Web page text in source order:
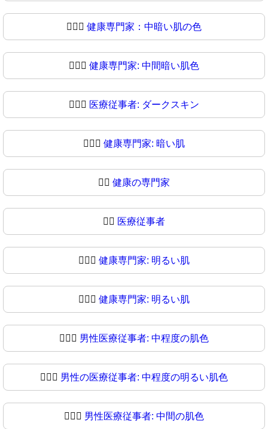
🧑🏾‍⚕️ 健康専門家：中暗い肌の色
🧑🏾‍⚕ 健康専門家: 中間暗い肌色
🧑🏿‍⚕️ 医療従事者: ダークスキン
🧑🏿‍⚕ 健康専門家: 暗い肌
👨‍⚕️ 健康の専門家
👨‍⚕ 医療従事者
👨🏻‍⚕️ 健康専門家: 明るい肌
👨🏻‍⚕ 健康専門家: 明るい肌
👨🏼‍⚕️ 男性医療従事者: 中程度の肌色
👨🏼‍⚕ 男性の医療従事者: 中程度の明るい肌色
👨🏽‍⚕️ 男性医療従事者: 中間の肌色